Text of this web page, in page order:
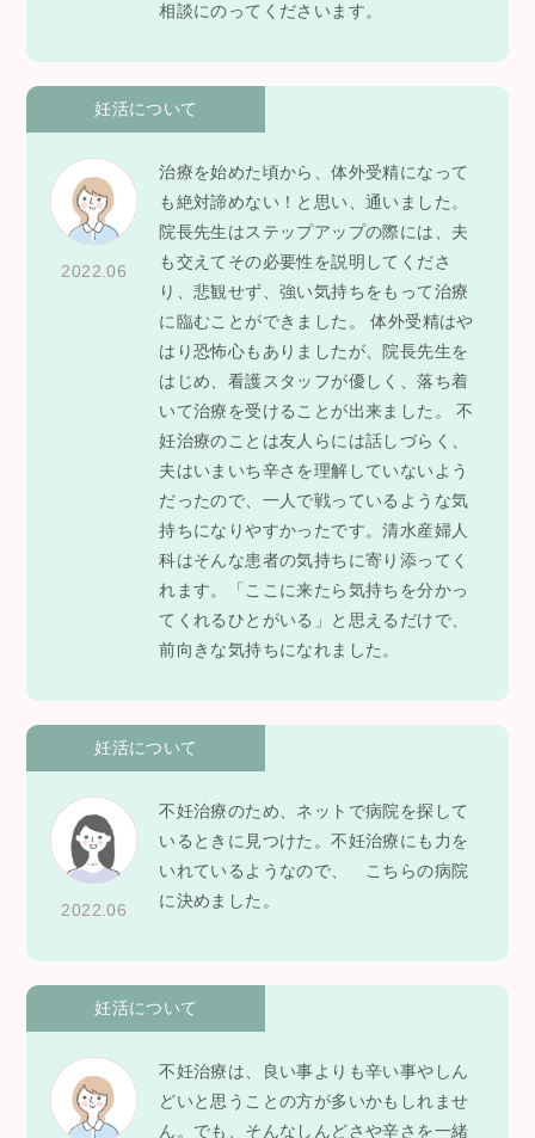
相談にのってくださいます。
妊活について
2022.06
治療を始めた頃から、体外受精になって
も絶対諦めない！と思い、通いました。
院長先生はステップアップの際には、夫
も交えてその必要性を説明してくださ
り、悲観せず、強い気持ちをもって治療
に臨むことができました。 体外受精はや
はり恐怖心もありましたが、院長先生を
はじめ、看護スタッフが優しく、落ち着
いて治療を受けることが出来ました。 不
妊治療のことは友人らには話しづらく、
夫はいまいち辛さを理解していないよう
だったので、一人で戦っているような気
持ちになりやすかったです。清水産婦人
科はそんな患者の気持ちに寄り添ってく
れます。「ここに来たら気持ちを分かっ
てくれるひとがいる」と思えるだけで、
前向きな気持ちになれました。
妊活について
2022.06
不妊治療のため、ネットで病院を探して
いるときに見つけた。不妊治療にも力を
いれているようなので、 こちらの病院
に決めました。
妊活について
不妊治療は、良い事よりも辛い事やしん
どいと思うことの方が多いかもしれませ
ん。でも、そんなしんどさや辛さを一緒